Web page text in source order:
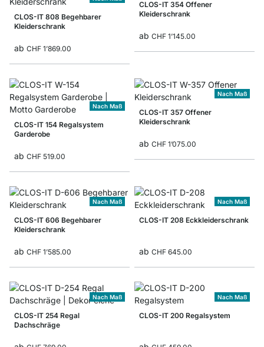
CLOS-IT 808 Begehbarer
Kleiderschrank
ab CHF 1’869.00
CLOS-IT 354 Offener
Kleiderschrank
ab CHF 1’145.00
Nach Maß
CLOS-IT 154 Regalsystem
Garderobe
ab CHF 519.00
Nach Maß
CLOS-IT 357 Offener
Kleiderschrank
ab CHF 1’075.00
Nach Maß
CLOS-IT 606 Begehbarer
Kleiderschrank
ab CHF 1’585.00
Nach Maß
CLOS-IT 208 Eckkleiderschrank
ab CHF 645.00
Nach Maß
CLOS-IT 254 Regal
Dachschräge
Nach Maß
CLOS-IT 200 Regalsystem